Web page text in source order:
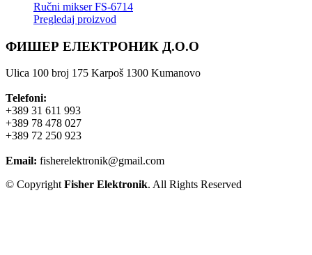
Ručni mikser FS-6714
Pregledaj proizvod
ФИШЕР ЕЛЕКТРОНИК Д.О.О
Ulica 100 broj 175 Karpoš 1300 Kumanovo
Telefoni:
+389 31 611 993
+389 78 478 027
+389 72 250 923
Email: fisherelektronik@gmail.com
© CopyrightFisher Elektronik. All Rights Reserved